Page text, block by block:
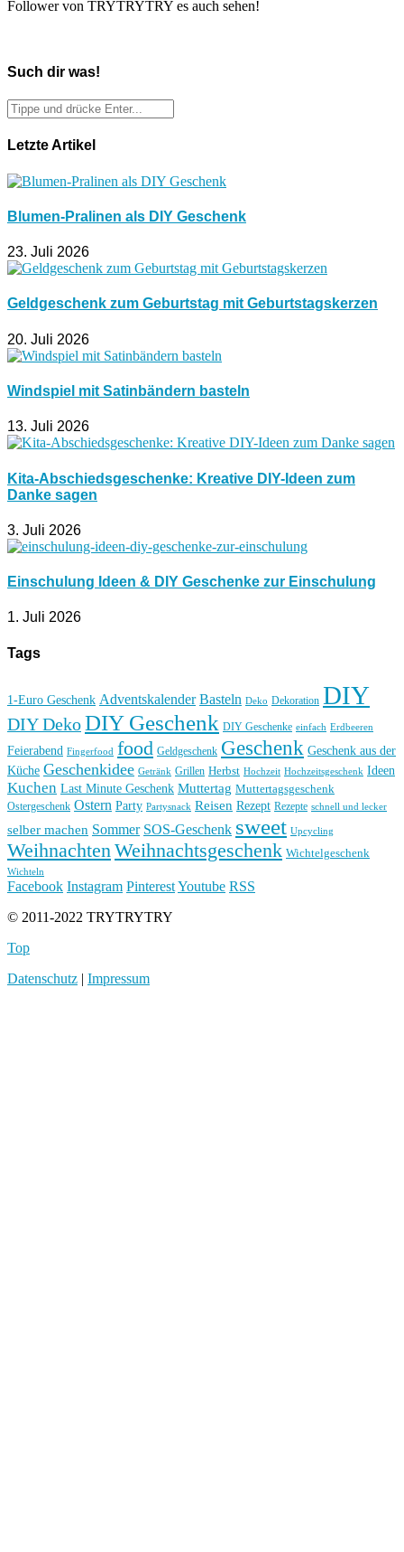
Follower von TRYTRYTRY es auch sehen!
Such dir was!
Letzte Artikel
Blumen-Pralinen als DIY Geschenk
23. Juli 2026
Geldgeschenk zum Geburtstag mit Geburtstagskerzen
20. Juli 2026
Windspiel mit Satinbändern basteln
13. Juli 2026
Kita-Abschiedsgeschenke: Kreative DIY-Ideen zum
Danke sagen
3. Juli 2026
Einschulung Ideen & DIY Geschenke zur Einschulung
1. Juli 2026
Tags
1-Euro Geschenk Adventskalender Basteln Deko Dekoration DIY
DIY DekoDIY Geschenk DIY Geschenke einfach Erdbeeren
Feierabend Fingerfood food Geldgeschenk Geschenk Geschenk aus der
Küche Geschenkidee Getränk Grillen Herbst Hochzeit Hochzeitsgeschenk Ideen
Kuchen Last Minute Geschenk Muttertag Muttertagsgeschenk
Ostergeschenk Ostern Party Partysnack Reisen Rezept Rezepte schnell und lecker
selber machen Sommer SOS-Geschenk sweet Upcycling
WeihnachtenWeihnachtsgeschenk Wichtelgeschenk
Wichteln
Facebook Instagram PinterestYoutube RSS
© 2011-2022 TRYTRYTRY
Top
Datenschutz | Impressum